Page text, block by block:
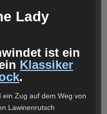
Lady
ist ein
Klassiker
.
ein Zug auf dem Weg von
Lawinenrutsch